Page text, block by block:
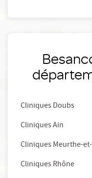
Cliniques Doubs
Cliniques Ain
Cliniques Meurthe-
Cliniques Rhône